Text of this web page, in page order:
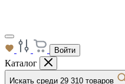
Войти
Каталог
Искать среди 29 310 товаров